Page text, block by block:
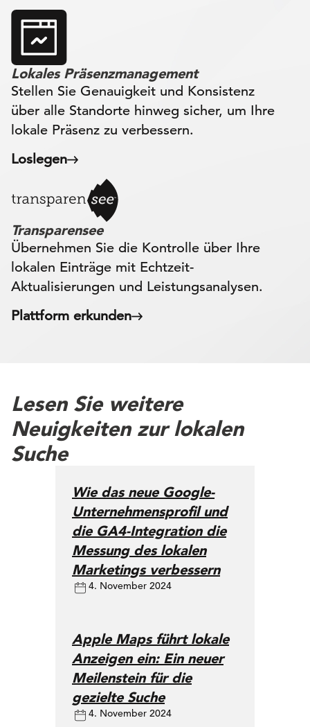
Lokales Präsenzmanagement
Stellen Sie Genauigkeit und Konsistenz
über alle Standorte hinweg sicher, um Ihre
lokale Präsenz zu verbessern.
Loslegen
Transparensee
Übernehmen Sie die Kontrolle über Ihre
lokalen Einträge mit Echtzeit-
Aktualisierungen und Leistungsanalysen.
Plattform erkunden
Lesen Sie weitere
Neuigkeiten zur lokalen
Suche
Wie das neue Google-
Unternehmensprofil und
die GA4-Integration die
Messung des lokalen
Marketings verbessern
4. November 2024
Apple Maps führt lokale
Anzeigen ein: Ein neuer
Meilenstein für die
gezielte Suche
4. November 2024